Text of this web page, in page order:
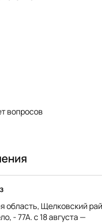
вопросов
область, Щелковский
- 77А. с 18 августа —